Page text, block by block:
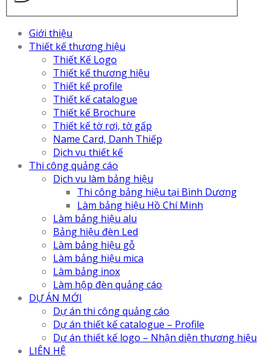
Giới thiệu
Thiết kế thương hiệu
Thiết Kế Logo
Thiết kế thương hiệu
Thiết kế profile
Thiết kế catalogue
Thiết kế Brochure
Thiết kế tờ rơi, tờ gấp
Name Card, Danh Thiếp
Dịch vụ thiết kế
Thi công quảng cáo
Dịch vu làm bảng hiệu
Thi công bảng hiệu tại Bình Dương
Làm bảng hiệu Hồ Chí Minh
Làm bảng hiệu alu
Bảng hiệu đèn Led
Làm bảng hiệu gỗ
Làm bảng hiệu mica
Làm bảng inox
Làm hộp đèn quảng cáo
DỰ ÁN MỚI
Dự án thi công quảng cáo
Dự án thiết kế catalogue – Profile
Dự án thiết kế logo – Nhận diện thương hiệu
LIÊN HỆ